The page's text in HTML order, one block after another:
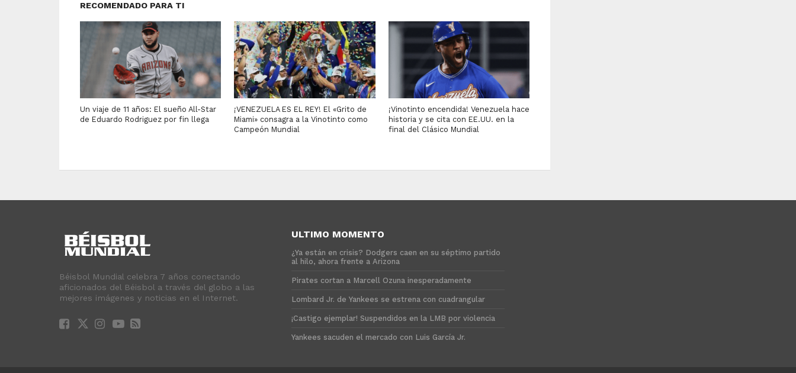
RECOMENDADO PARA TI
Un viaje de 11 años: El sueño All-Star
de Eduardo Rodriguez por fin llega
¡VENEZUELA ES EL REY! El «Grito de
Miami» consagra a la Vinotinto como
Campeón Mundial
¡Vinotinto encendida! Venezuela hace
historia y se cita con EE.UU. en la
final del Clásico Mundial
Béisbol Mundial celebra 7 años conectando
aficionados del Béisbol a través del globo a las
mejores imágenes y noticias en el Internet.
ULTIMO MOMENTO
¿Ya están en crisis? Dodgers caen en su séptimo partido
al hilo, ahora frente a Arizona
Pirates cortan a Marcell Ozuna inesperadamente
Lombard Jr. de Yankees se estrena con cuadrangular
¡Castigo ejemplar! Suspendidos en la LMB por violencia
Yankees sacuden el mercado con Luis García Jr.